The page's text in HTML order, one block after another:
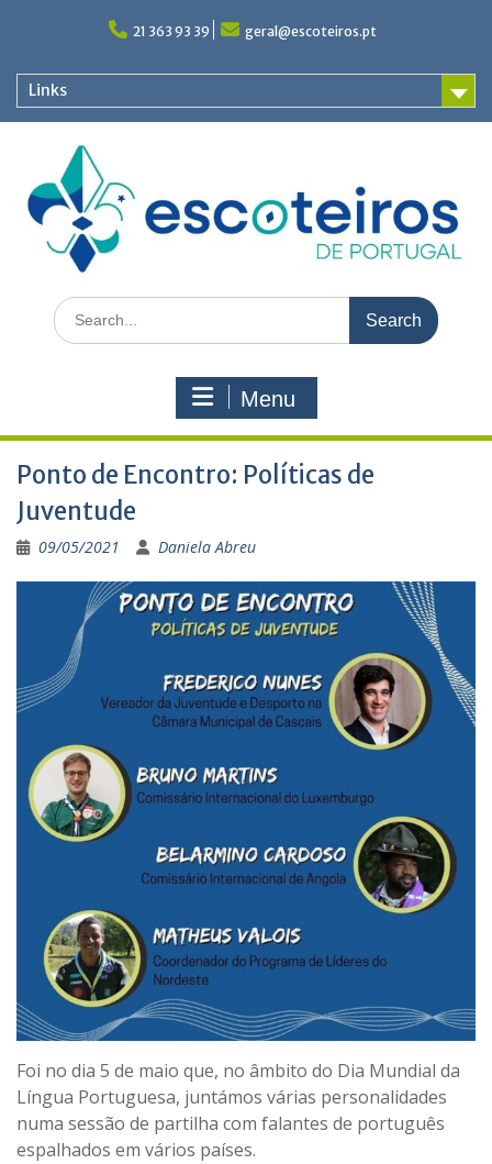
21 363 93 39 geral@escoteiros.pt
Links
Search
for:
Menu
Ponto de Encontro: Políticas de
Juventude
09/05/2021 Daniela Abreu
Foi no dia 5 de maio que, no âmbito do Dia Mundial da
Língua Portuguesa, juntámos várias personalidades
numa sessão de partilha com falantes de português
espalhados em vários países.